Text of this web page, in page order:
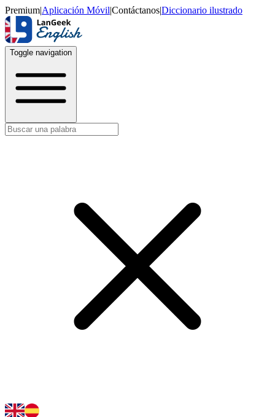
Premium|Aplicación Móvil|Contáctanos|Diccionario ilustrado
Toggle navigation